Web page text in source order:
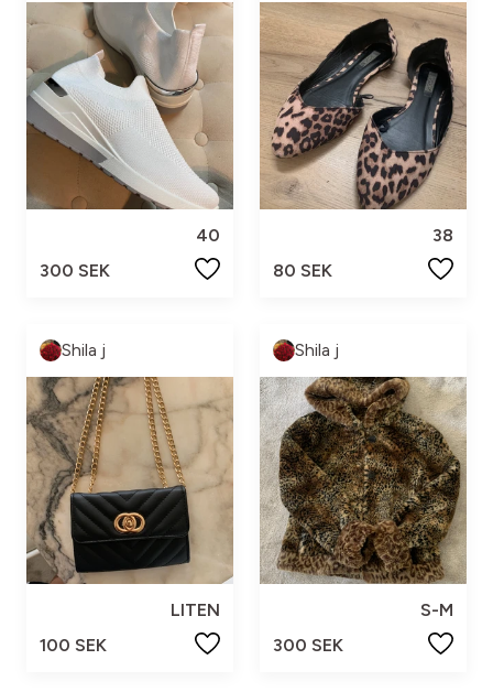
40
300 SEK
38
80 SEK
Shila j
LITEN
100 SEK
Shila j
S-M
300 SEK